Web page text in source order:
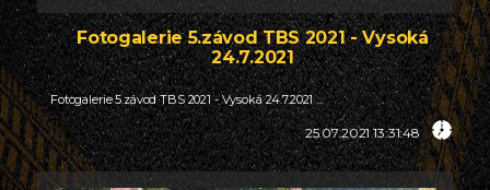
Fotogalerie 5.závod TBS 2021 - Vysoká
24.7.2021
Fotogalerie 5.závod TBS 2021 - Vysoká 24.7.2021 ...
25.07.2021 13:31:48